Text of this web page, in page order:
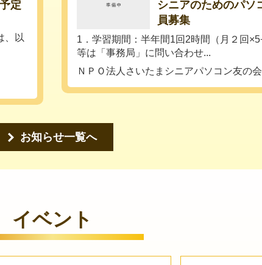
定
、以
シニアのためのパ
員募集
1．学習期間：半年間1回2時間（月
等は「事務局」に問い合わせ...
ＮＰＯ法人さいたまシニアパソコン友の会
お知らせ一覧へ
イベント